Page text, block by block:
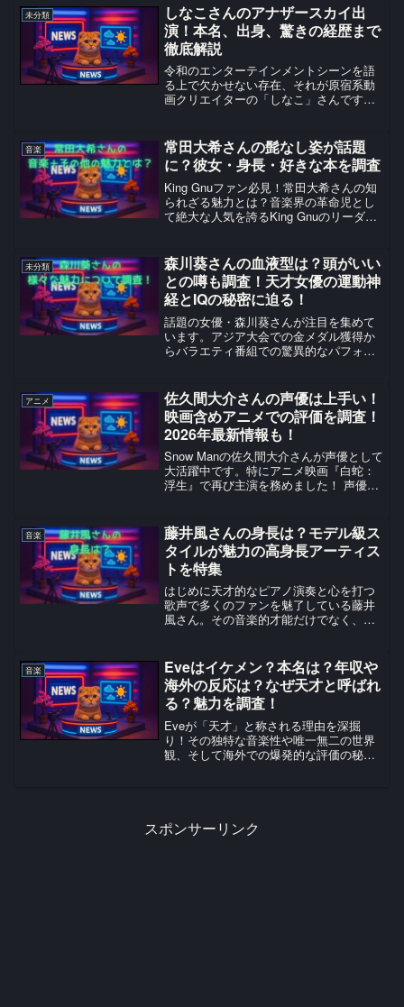
未分類
しなこさんのアナザースカイ出
演！本名、出身、驚きの経歴まで
徹底解説
令和のエンターテインメントシーンを語
る上で欠かせない存在、それが原宿系動
画クリエイターの「しなこ」さんです。
その活躍はYouTubeの枠を超えて多岐に
わたります。そんな...
音楽
常田大希さんの髭なし姿が話題
に？彼女・身長・好きな本を調査
King Gnuファン必見！常田大希さんの知
られざる魅力とは？音楽界の革命児とし
て絶大な人気を誇るKing Gnuのリーダ
いますが、実は髭なしの姿も非常に注目
を集めてい...
未分類
森川葵さんの血液型は？頭がいい
との噂も調査！天才女優の運動神
経とIQの秘密に迫る！
話題の女優・森川葵さんが注目を集めて
います。アジア大会での金メダル獲得か
らバラエティ番組での驚異的なパフォー
さんの血液型から運動神経、そして頭脳
明晰な理由まで、あらゆる...
アニメ
佐久間大介さんの声優は上手い！
映画含めアニメでの評価を調査！
2026年最新情報も！
Snow Manの佐久間大介さんが声優として
大活躍中です。特にアニメ映画『白蛇：
浮生』で再び主演を務めました！ 声優の
介さんが再び主人公声優に！Snow Manの
佐...
音楽
藤井風さんの身長は？モデル級ス
タイルが魅力の高身長アーティス
トを特集
はじめに天才的なピアノ演奏と心を打つ
歌声で多くのファンを魅了している藤井
風さん。その音楽的才能だけでなく、
身長に関する詳細情報と、その高身長が
もたらす魅力について詳...
音楽
Eveはイケメン？本名は？年収や
海外の反応は？なぜ天才と呼ばれ
る？魅力を調査！
Eveが「天才」と称される理由を深掘
り！その独特な音楽性や唯一無二の世界
観、そして海外での爆発的な評価の秘密
スポンサーリンク